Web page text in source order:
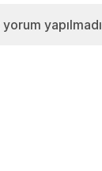
yapılmadı